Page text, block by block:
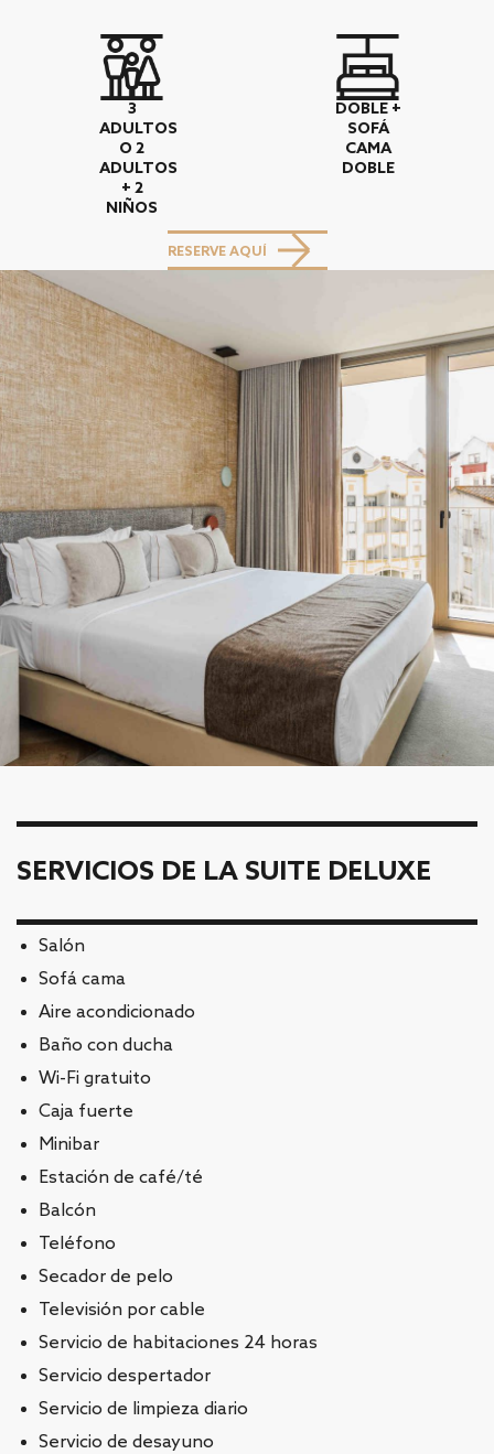
3
ADULTOS
O 2
ADULTOS
+ 2
NIÑOS
DOBLE +
SOFÁ
CAMA
DOBLE
RESERVE AQUÍ
SERVICIOS DE LA SUITE DELUXE
Salón
Sofá cama
Aire acondicionado
Baño con ducha
Wi-Fi gratuito
Caja fuerte
Minibar
Estación de café/té
Balcón
Teléfono
Secador de pelo
Televisión por cable
Servicio de habitaciones 24 horas
Servicio despertador
Servicio de limpieza diario
Servicio de desayuno